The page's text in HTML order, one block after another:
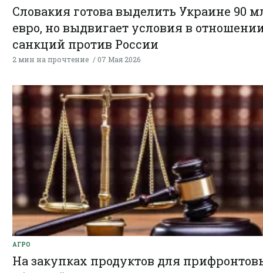
Словакия готова выделить Украине 90
евро, но выдвигает условия в
санкций против России
2 мин на прочтение 07 Мая 2026
АГРО
На закупках продуктов для